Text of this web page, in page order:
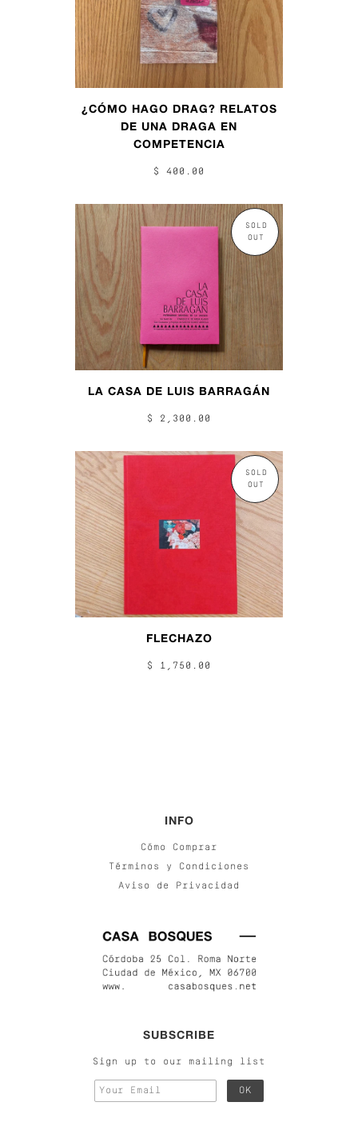
¿CÓMO HAGO DRAG? RELATOS
DE UNA DRAGA EN
COMPETENCIA
$ 400.00
SOLD
OUT
LA CASA DE LUIS BARRAGÁN
$ 2,300.00
SOLD
OUT
FLECHAZO
$ 1,750.00
INFO
Cómo Comprar
Términos y Condiciones
Aviso de Privacidad
SUBSCRIBE
Sign up to our mailing list